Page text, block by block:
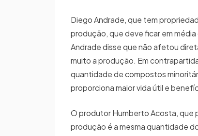
Diego Andrade, que tem
produção, que deve ficar em
Andrade disse que não afetou
muito a produção. Em
quantidade de compostos
proporciona maior vida útil e
O produtor Humberto Acosta, que
produção é a mesma quantidade